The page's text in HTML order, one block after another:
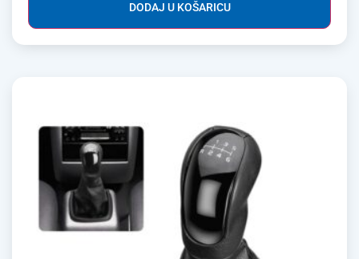
DODAJ U KOŠARICU